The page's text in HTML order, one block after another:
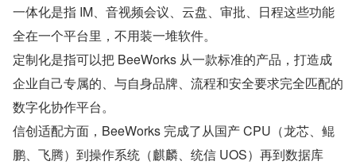
一体化是指 IM、音视频会议、云盘、审批、日程这些功能
全在一个平台里，不用装一堆软件。
定制化是指可以把 BeeWorks 从一款标准的产品，打造成
企业自己专属的、与自身品牌、流程和安全要求完全匹配的
数字化协作平台。
信创适配方面，BeeWorks 完成了从国产 CPU（龙芯、鲲
鹏、飞腾）到操作系统（麒麟、统信 UOS）再到数据库